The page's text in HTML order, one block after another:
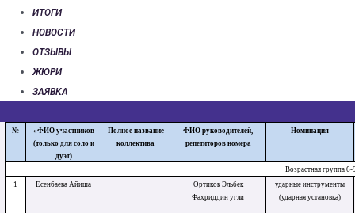
ИТОГИ
НОВОСТИ
ОТЗЫВЫ
ЖЮРИ
ЗАЯВКА
№
«ФИО участников
(только для соло и
дуэт)
Полное название
коллектива
ФИО руководителей,
репетиторов номера
Номинация
Возрастная группа 6-
1
Есенбаева Айиша
Ортиков Эльбек
Фахриддин угли
ударные инструменты
(ударная установка)